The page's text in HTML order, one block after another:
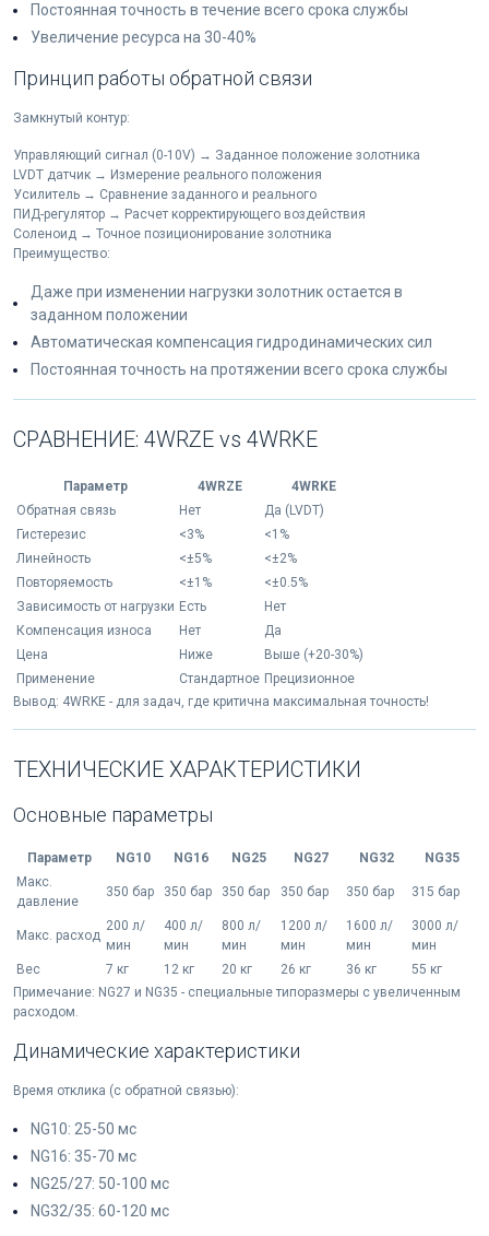
Постоянная точность в течение всего срока службы
Увеличение ресурса на 30-40%
Принцип работы обратной связи
Замкнутый контур:
Управляющий сигнал (0-10V) → Заданное положение золотника
LVDT датчик → Измерение реального положения
Усилитель → Сравнение заданного и реального
ПИД-регулятор → Расчет корректирующего воздействия
Соленоид → Точное позиционирование золотника
Преимущество:
Даже при изменении нагрузки золотник остается в
заданном положении
Автоматическая компенсация гидродинамических сил
Постоянная точность на протяжении всего срока службы
СРАВНЕНИЕ: 4WRZE vs 4WRKE
Параметр 4WRZE
4WRKE
Обратная связь
Нет
Да (LVDT)
Гистерезис
<3%
<1%
Линейность
<±5%
<±2%
Повторяемость
<±1%
<±0.5%
Зависимость от нагрузки Есть
Нет
Компенсация износа
Нет
Да
Цена
Ниже
Выше (+20-30%)
Применение
Стандартное Прецизионное
Вывод: 4WRKE - для задач, где критична максимальная точность!
ТЕХНИЧЕСКИЕ ХАРАКТЕРИСТИКИ
Основные параметры
Параметр NG10 NG16 NG25 NG27 NG32
NG35
Макс.
давление
350 бар 350 бар 350 бар 350 бар 350 бар 315 бар
Макс. расход
200 л/
мин
400 л/
мин
800 л/
мин
1200 л/
мин
1600 л/
мин
3000 л/
мин
Вес
7 кг 12 кг 20 кг 26 кг 36 кг
55 кг
Примечание: NG27 и NG35 - специальные типоразмеры с увеличенным
расходом.
Динамические характеристики
Время отклика (с обратной связью):
NG10: 25-50 мс
NG16: 35-70 мс
NG25/27: 50-100 мс
NG32/35: 60-120 мс